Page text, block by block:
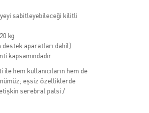
sabitleyebileceği kilitli
kg
destek aparatları dahil)
kapsamındadır
hem kullanıcıların hem de
eşsiz özelliklerde
serebral palsi /